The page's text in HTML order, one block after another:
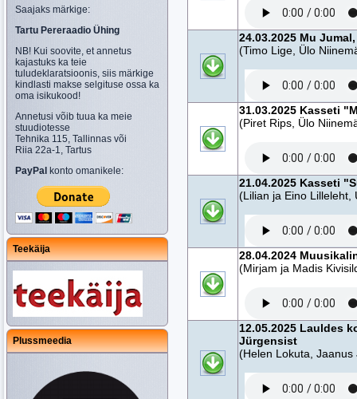
Saajaks märkige:
Tartu Pereraadio Ühing
NB! Kui soovite, et annetus
kajastuks ka teie
tuludeklaratsioonis, siis märkige
kindlasti makse selgituse ossa ka
oma isikukood!
Annetusi võib tuua ka meie
stuudiotesse
Tehnika 115, Tallinnas või
Riia 22a-1, Tartus
PayPal konto omanikele:
Teekäija
Plussmeedia
24.03.2025 Mu
(Timo Lige, Ülo
31.03.2025 Kasseti
(Piret Rips, Ülo
21.04.2025 Kasseti
(Lilian ja Eino Lilleleht,
28.04.2024
(Mirjam ja Madis
12.05.2025 Lauldes
Jürgensist
(Helen Lokuta,